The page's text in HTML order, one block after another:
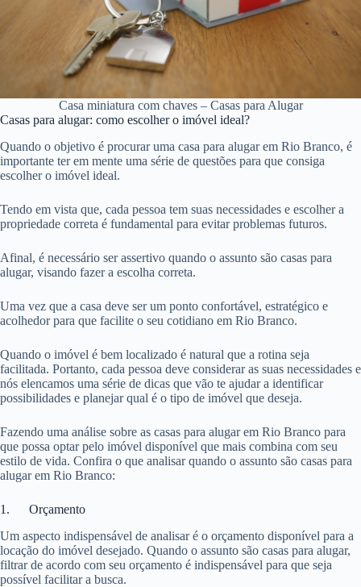
Casa miniatura com chaves – Casas para Alugar
Casas para alugar: como escolher o imóvel ideal?
Quando o objetivo é procurar uma casa para alugar em Rio Branco, é
importante ter em mente uma série de questões para que consiga
escolher o imóvel ideal.
Tendo em vista que, cada pessoa tem suas necessidades e escolher a
propriedade correta é fundamental para evitar problemas futuros.
Afinal, é necessário ser assertivo quando o assunto são casas para
alugar, visando fazer a escolha correta.
Uma vez que a casa deve ser um ponto confortável, estratégico e
acolhedor para que facilite o seu cotidiano em Rio Branco.
Quando o imóvel é bem localizado é natural que a rotina seja
facilitada. Portanto, cada pessoa deve considerar as suas necessidades e
nós elencamos uma série de dicas que vão te ajudar a identificar
possibilidades e planejar qual é o tipo de imóvel que deseja.
Fazendo uma análise sobre as casas para alugar em Rio Branco para
que possa optar pelo imóvel disponível que mais combina com seu
estilo de vida. Confira o que analisar quando o assunto são casas para
alugar em Rio Branco:
1. Orçamento
Um aspecto indispensável de analisar é o orçamento disponível para a
locação do imóvel desejado. Quando o assunto são casas para alugar,
filtrar de acordo com seu orçamento é indispensável para que seja
possível facilitar a busca.